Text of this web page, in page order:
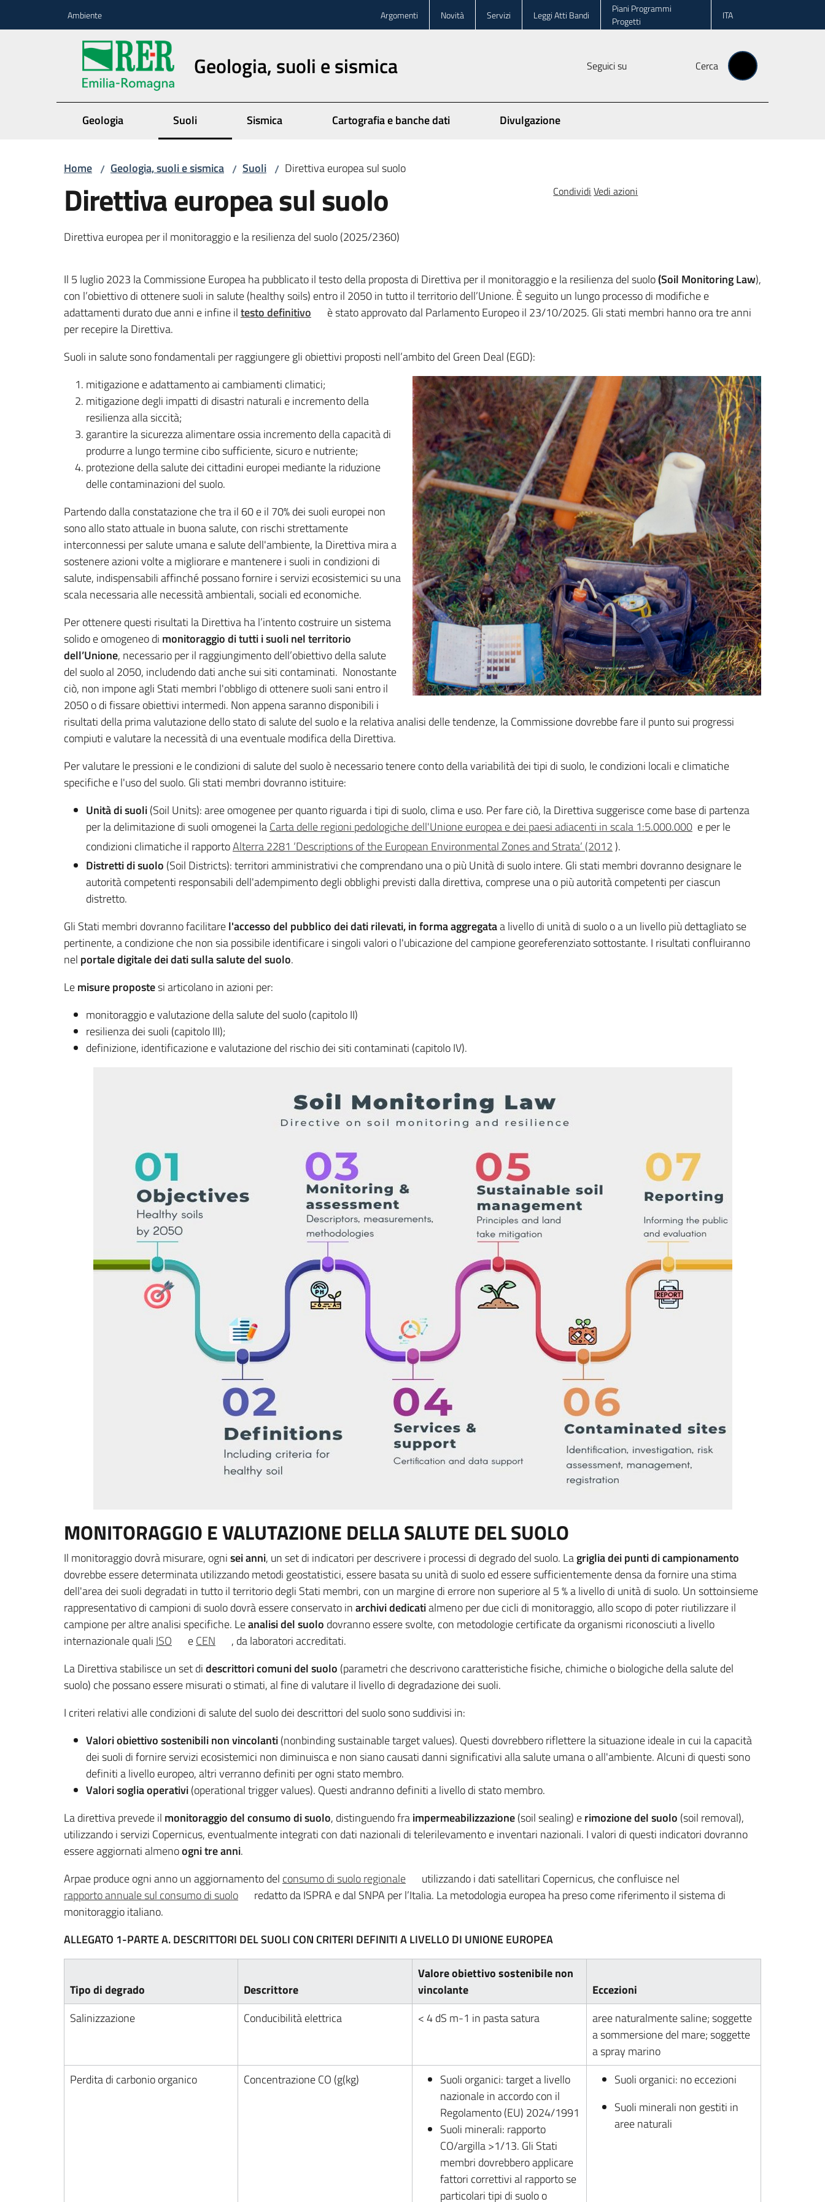
Ambiente Argomenti Novità Servizi Leggi Atti Bandi
Piani Programmi
Progetti
ITA
Geologia, suoli e sismica Seguici su Cerca
Geologia Suoli Sismica Cartografia e banche dati Divulgazione
Home / Geologia, suoli e sismica / Suoli / Direttiva europea sul suolo
Direttiva europea sul suolo
Direttiva europea per il monitoraggio e la resilienza del suolo (2025/2360)
Condividi Vedi azioni
Il 5 luglio 2023 la Commissione Europea ha pubblicato il testo della proposta di Direttiva per il monitoraggio e la resilienza del suolo(Soil Monitoring Law),
con l’obiettivo di ottenere suoli in salute (healthy soils) entro il 2050 in tutto il territorio dell’Unione. È seguito un lungo processo di modifiche e
adattamenti durato due anni e infine iltesto definitivo
è stato approvato dal Parlamento Europeo il 23/10/2025. Gli stati membri hanno ora tre anni
per recepire la Direttiva.
Suoli in salute sono fondamentali per raggiungere gli obiettivi proposti nell’ambito del Green Deal (EGD):
mitigazione e adattamento ai cambiamenti climatici;
mitigazione degli impatti di disastri naturali e incremento della
resilienza alla siccità;
garantire la sicurezza alimentare ossia incremento della capacità di
produrre a lungo termine cibo sufficiente, sicuro e nutriente;
protezione della salute dei cittadini europei mediante la riduzione
delle contaminazioni del suolo.
Partendo dalla constatazione che tra il 60 e il 70% dei suoli europei non
sono allo stato attuale in buona salute, con rischi strettamente
interconnessi per salute umana e salute dell'ambiente, la Direttiva mira a
sostenere azioni volte a migliorare e mantenere i suoli in condizioni di
salute, indispensabili affinché possano fornire i servizi ecosistemici su una
scala necessaria alle necessità ambientali, sociali ed economiche.
Per ottenere questi risultati la Direttiva ha l’intento costruire un sistema
solido e omogeneo di monitoraggio di tutti i suoli nel territorio
dell’Unione, necessario per il raggiungimento dell’obiettivo della salute
del suolo al 2050, includendo dati anche sui siti contaminati. Nonostante
ciò, non impone agli Stati membri l'obbligo di ottenere suoli sani entro il
2050 o di fissare obiettivi intermedi. Non appena saranno disponibili i
risultati della prima valutazione dello stato di salute del suolo e la relativa analisi delle tendenze, la Commissione dovrebbe fare il punto sui progressi
compiuti e valutare la necessità di una eventuale modifica della Direttiva.
Per valutare le pressioni e le condizioni di salute del suolo è necessario tenere conto della variabilità dei tipi di suolo, le condizioni locali e climatiche
specifiche e l'uso del suolo. Gli stati membri dovranno istituire:
Unità di suoli(Soil Units): aree omogenee per quanto riguarda i tipi di suolo, clima e uso. Per fare ciò, la Direttiva suggerisce come base di partenza
per la delimitazione di suoli omogenei laCarta delle regioni pedologiche dell'Unione europea e dei paesi adiacenti in scala 1:5.000.000 e per le
condizioni climatiche il rapportoAlterra 2281 ‘Descriptions of the European Environmental Zones and Strata’ (2012 ).
Distretti di suolo (Soil Districts): territori amministrativi che comprendano una o più Unità di suolo intere. Gli stati membri dovranno designare le
autorità competenti responsabili dell'adempimento degli obblighi previsti dalla direttiva, comprese una o più autorità competenti per ciascun
distretto.
Gli Stati membri dovranno facilitarel'accesso del pubblico dei dati rilevati, in forma aggregataa livello di unità di suolo o a un livello più dettagliato se
pertinente, a condizione che non sia possibile identificare i singoli valori o l'ubicazione del campione georeferenziato sottostante. I risultati confluiranno
nel portale digitale dei dati sulla salute del suolo.
Lemisure propostesi articolano in azioni per:
monitoraggio e valutazione della salute del suolo (capitolo II)
resilienza dei suoli (capitolo III);
definizione, identificazione e valutazione del rischio dei siti contaminati (capitolo IV).
MONITORAGGIO E VALUTAZIONE DELLA SALUTE DEL SUOLO
Il monitoraggio dovrà misurare, ognisei anni, un set di indicatori per descrivere i processi di degrado del suolo. Lagriglia dei punti di campionamento
dovrebbe essere determinata utilizzando metodi geostatistici, essere basata su unità di suolo ed essere sufficientemente densa da fornire una stima
dell'area dei suoli degradati in tutto il territorio degli Stati membri, con un margine di errore non superiore al 5 % a livello di unità di suolo. Un sottoinsieme
rappresentativo di campioni di suolo dovrà essere conservato inarchivi dedicatialmeno per due cicli di monitoraggio, allo scopo di poter riutilizzare il
campione per altre analisi specifiche. Leanalisi del suolo dovranno essere svolte, con metodologie certificate da organismi riconosciuti a livello
internazionale quali ISO eCEN
, da laboratori accreditati.
La Direttiva stabilisce un set didescrittori comuni del suolo (parametri che descrivono caratteristiche fisiche, chimiche o biologiche della salute del
suolo) che possano essere misurati o stimati, al fine di valutare il livello di degradazione dei suoli.
I criteri relativi alle condizioni di salute del suolo dei descrittori del suolo sono suddivisi in:
Valori obiettivo sostenibili non vincolanti(nonbinding sustainable target values). Questi dovrebbero riflettere la situazione ideale in cui la capacità
dei suoli di fornire servizi ecosistemici non diminuisca e non siano causati danni significativi alla salute umana o all'ambiente. Alcuni di questi sono
definiti a livello europeo, altri verranno definiti per ogni stato membro.
Valori soglia operativi(operational trigger values). Questi andranno definiti a livello di stato membro.
La direttiva prevede il monitoraggio del consumo di suolo, distinguendo fraimpermeabilizzazione(soil sealing) erimozione del suolo (soil removal),
utilizzando i servizi Copernicus, eventualmente integrati con dati nazionali di telerilevamento e inventari nazionali. I valori di questi indicatori dovranno
essere aggiornati almenoogni tre anni.
Arpae produce ogni anno un aggiornamento del consumo di suolo regionale
utilizzando i dati satellitari Copernicus, che confluisce nel
rapporto annuale sul consumo di suolo
redatto da ISPRA e dal SNPA per l’Italia. La metodologia europea ha preso come riferimento il sistema di
monitoraggio italiano.
ALLEGATO 1-PARTE A. DESCRITTORI DEL SUOLI CON CRITERI DEFINITI A LIVELLO DI UNIONE EUROPEA
Tipo di degrado Descrittore
Valore obiettivo sostenibile non
vincolante
Eccezioni
Salinizzazione
Conducibilità elettrica < 4 dS m-1 in pasta satura
aree naturalmente saline; soggette
a sommersione del mare; soggette
a spray marino
Perdita di carbonio organico
Concentrazione CO (g(kg)
Suoli organici: target a livello
nazionale in accordo con il
Regolamento (EU) 2024/1991
Suoli minerali: rapporto
CO/argilla >1/13. Gli Stati
membri dovrebbero applicare
fattori correttivi al rapporto se
particolari tipi di suolo o
Suoli organici: no eccezioni
Suoli minerali non gestiti in
aree naturali